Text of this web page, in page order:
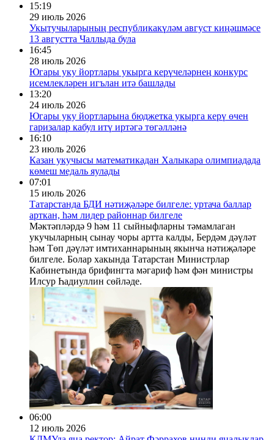
15:19
29 июль 2026
Укытучыларының республикакүләм август киңәшмәсе
13 августта Чаллыда була
16:45
28 июль 2026
Югары уку йортлары укырга керүчеләрнең конкурс
исемлекләрен игълан итә башлады
13:20
24 июль 2026
Югары уку йортларына бюджетка укырга керү өчен
гаризалар кабул итү иртәгә төгәлләнә
16:10
23 июль 2026
Казан укучысы математикадан Халыкара олимпиадада
көмеш медаль яулады
07:01
15 июль 2026
Татарстанда БДИ нәтиҗәләре билгеле: уртача баллар
арткан, һәм лидер районнар билгеле
Мәктәпләрдә 9 һәм 11 сыйныфларны тәмамлаган
укучыларның сынау чоры артта калды, Бердәм дәүләт
һәм Төп дәүләт имтиханнарының якынча нәтиҗәләре
билгеле. Болар хакында Татарстан Министрлар
Кабинетында брифингта мәгариф һәм фән министры
Илсур Һадиуллин сөйләде.
06:00
12 июль 2026